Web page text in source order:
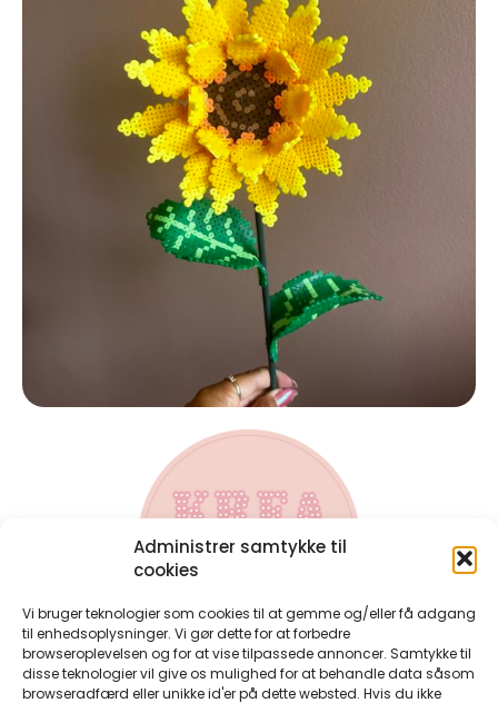
Administrer samtykke til
cookies
Vi bruger teknologier som cookies til at gemme og/eller få adgang
til enhedsoplysninger. Vi gør dette for at forbedre
browseroplevelsen og for at vise tilpassede annoncer. Samtykke til
disse teknologier vil give os mulighed for at behandle data såsom
browseradfærd eller unikke id'er på dette websted. Hvis du ikke
Kontakt